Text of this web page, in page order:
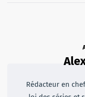
Rédacteur en